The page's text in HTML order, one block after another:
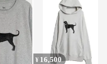
¥ 16,500